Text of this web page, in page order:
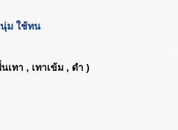
ม ใช้ทน
ทา , เทาเข้ม , ดำ )